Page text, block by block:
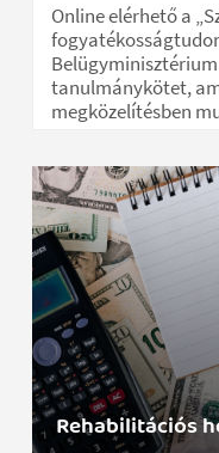
Online elérhető a
tanulmánykötet,
megközelítésben
Rehabilitációs